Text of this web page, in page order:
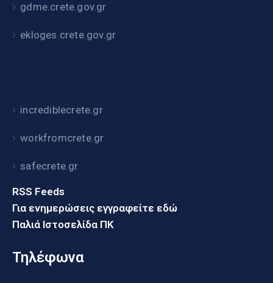
gdme.crete.gov.gr
ekloges.crete.gov.gr
incrediblecrete.gr
workfromcrete.gr
safecrete.gr
RSS Feeds
Για ενημερώσεις εγγραφείτε εδώ
Παλιά Ιστοσελίδα ΠΚ
Τηλέφωνα